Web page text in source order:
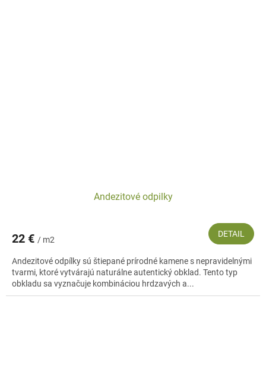
Andezitové odpilky
22 € / m2
DETAIL
Andezitové odpílky sú štiepané prírodné kamene s nepravidelnými
tvarmi, ktoré vytvárajú naturálne autentický obklad. Tento typ
obkladu sa vyznačuje kombináciou hrdzavých a...